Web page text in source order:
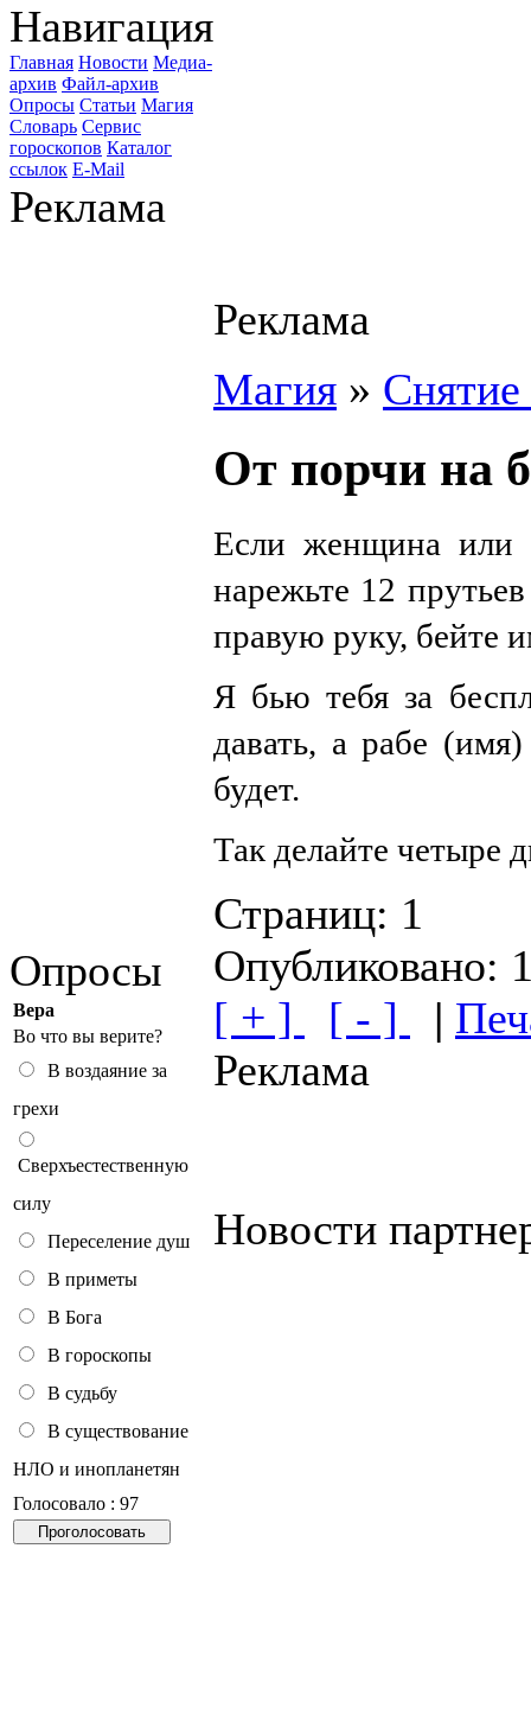
Навигация
Главная Новости Медиа-
архив Файл-архив
Опросы Статьи Магия
Словарь Сервис
гороскопов Каталог
ссылок E-Mail
Реклама
Опросы
Вера
Во что вы верите?
В воздаяние за
грехи
Сверхъестественную
силу
Переселение душ
В приметы
В Бога
В гороскопы
В судьбу
В существование
НЛО и инопланетян
Голосовало : 97
Реклама
Магия » Снятие
От порчи на
Если женщина или
нарежьте 12
правую руку, бейте
Я бью тебя за
давать, а рабе
будет.
Так делайте четыре
Страниц: 1
Опубликовано:
[ + ]
[ - ] |
Реклама
Новости